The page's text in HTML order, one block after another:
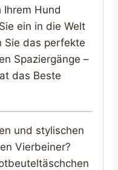
Hund
ein in die Welt
Sie das perfekte
Spaziergänge –
das Beste
und stylischen
Vierbeiner?